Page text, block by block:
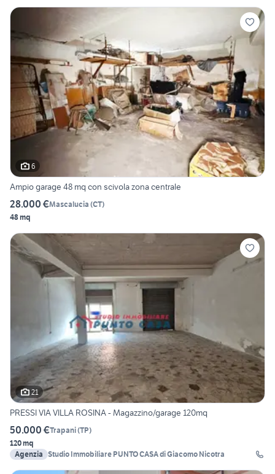
6
Ampio garage 48 mq con scivola zona centrale
28.000 €Mascalucia (CT)
48 mq
21
PRESSI VIA VILLA ROSINA - Magazzino/garage 120mq
50.000 €Trapani(TP)
120 mq
Agenzia Studio Immobiliare PUNTO CASA di Giacomo Nicotra